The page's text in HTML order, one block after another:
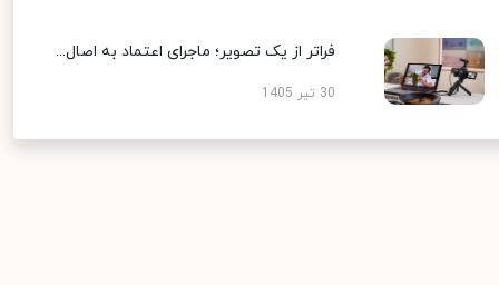
فراتر از یک تصویر؛ ماجرای اعتماد به اصال...
30 تیر 1405